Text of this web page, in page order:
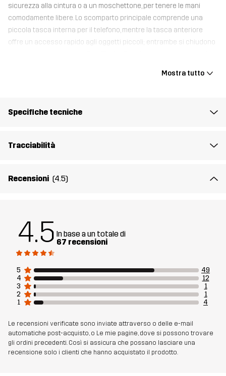
sicurezza alla cintura o a un moschettone, per tenere le mani
comodamente libere. Lo scomparto principale comprende una
piccola tasca interna per il telefono, mentre la tasca anteriore
offre un accesso rapido agli oggetti piccoli; entrambe si chiudono
Materiale 1 98% Poliammide, 2% Poliuretano
Fodera 1
Numero di
articolo
Mostra tutto
Specifiche tecniche
Tracciabilità
Recensioni (4.5)
4.5 In base a un totale di
67 recensioni
5
49
4
12
3
1
2
1
1
4
Le recensioni verificate sono inviate attraverso o delle e-mail
automatiche post-acquisto, o Le mie pagine, dove si possono trovare
gli ordini precedenti. Così si assicura che possano lasciare una
recensione solo i clienti che hanno acquistato il prodotto.